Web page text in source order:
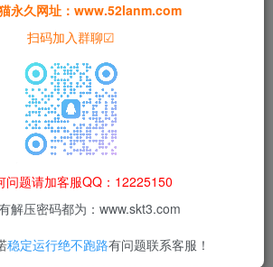
猫粮15 钻石会员 免费
为网络收集整理而来，仅供学习研究使用，请在下
载后24h内删除，谢谢合作！
用于学习交流，禁止商业运营与违法、侵权
自行承担。
永久网址：www.52lanm.com
扫码加入群聊☑
问题请加客服QQ：12225150
解压密码都为：www.skt3.com
稳定运行绝不跑路有问题联系客服！